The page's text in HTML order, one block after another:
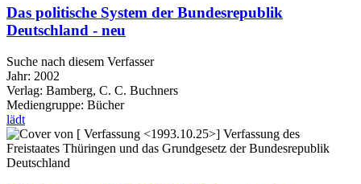
Das politische System der Bundesrepublik
Deutschland - neu
Suche nach diesem Verfasser
Jahr: 2002
Verlag: Bamberg, C. C. Buchners
Mediengruppe: Bücher
lädt